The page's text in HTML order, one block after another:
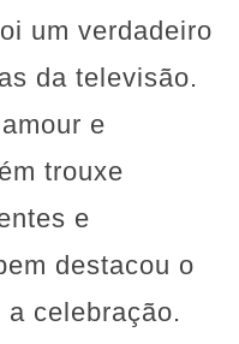
um verdadeiro
da televisão.
e
trouxe
e
destacou o
celebração.